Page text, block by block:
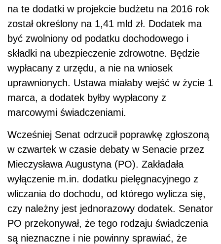
na te dodatki w projekcie budżetu na 2016 rok
został określony na 1,41 mld zł. Dodatek ma
być zwolniony od podatku dochodowego i
składki na ubezpieczenie zdrowotne. Będzie
wypłacany z urzędu, a nie na wniosek
uprawnionych. Ustawa miałaby wejść w życie 1
marca, a dodatek byłby wypłacony z
marcowymi świadczeniami.
Wcześniej Senat odrzucił poprawkę zgłoszoną
w czwartek w czasie debaty w Senacie przez
Mieczysława Augustyna (PO). Zakładała
wyłączenie m.in. dodatku pielęgnacyjnego z
wliczania do dochodu, od którego wylicza się,
czy należny jest jednorazowy dodatek. Senator
PO przekonywał, że tego rodzaju świadczenia
są nieznaczne i nie powinny sprawiać, że